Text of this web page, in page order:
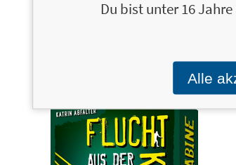
Mit dir
Du bist unter 16
Alle